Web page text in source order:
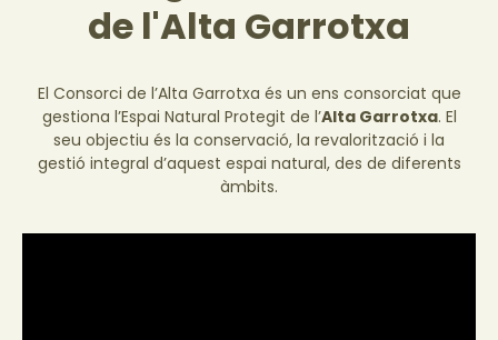
de l'Alta Garrotxa
El Consorci de l’Alta Garrotxa és un ens consorciat que
gestiona l’Espai Natural Protegit de l’Alta Garrotxa. El
seu objectiu és la conservació, la revalorització i la
gestió integral d’aquest espai natural, des de diferents
àmbits.